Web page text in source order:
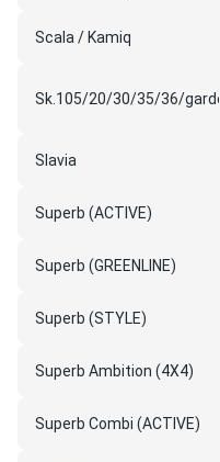
Scala / Kamiq
Sk.105/20/30/35/36/garde
Slavia
Superb (ACTIVE)
Superb (GREENLINE)
Superb (STYLE)
Superb Ambition (4X4)
Superb Combi (ACTIVE)